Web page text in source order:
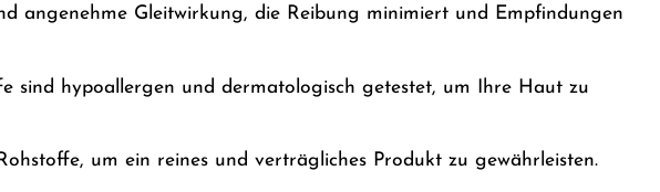
angenehme Gleitwirkung, die Reibung minimiert und Empfindungen
sind hypoallergen und dermatologisch getestet, um Ihre Haut zu
um ein reines und verträgliches Produkt zu gewährleisten.